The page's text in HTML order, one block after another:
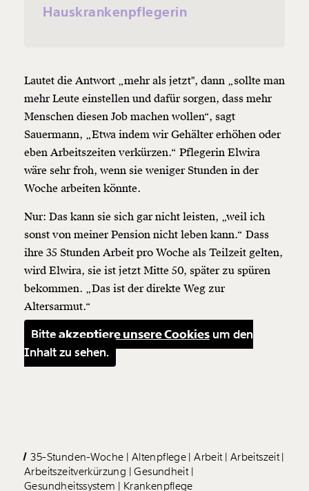
Hauskrankenpflegerin
Lautet die Antwort „mehr als jetzt", dann „sollte man
mehr Leute einstellen und dafür sorgen, dass mehr
Menschen diesen Job machen wollen“, sagt
Sauermann, „Etwa indem wir Gehälter erhöhen oder
eben Arbeitszeiten verkürzen.“ Pflegerin Elwira
wäre sehr froh, wenn sie weniger Stunden in der
Woche arbeiten könnte.
Nur: Das kann sie sich gar nicht leisten, „weil ich
sonst von meiner Pension nicht leben kann.“ Dass
ihre 35 Stunden Arbeit pro Woche als Teilzeit gelten,
wird Elwira, sie ist jetzt Mitte 50, später zu spüren
bekommen. „Das ist der direkte Weg zur
Altersarmut.“
Bitteakzeptiere unsere Cookies um den
Inhalt zu sehen.
35-Stunden-Woche Altenpflege Arbeit Arbeitszeit
Arbeitszeitverkürzung
Gesundheit
Gesundheitssystem
Krankenpflege